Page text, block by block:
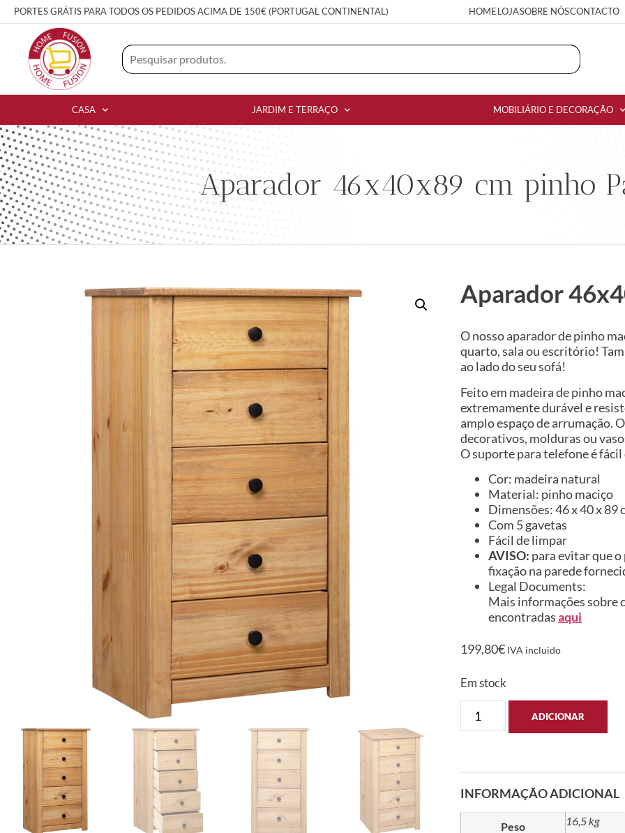
PORTES GRÁTIS PARA TODOS OS PEDIDOS ACIMA DE 150€ (PORTUGAL CONTINENTAL) HOMELOJASOBRE NÓSCONTACTO
CASA JARDIM E TERRAÇO MOBILIÁRIO E DECORAÇÃO
Aparador 46x40x89 cm pinho
Aparador
O nosso aparador de pinho
quarto, sala ou escritório!
ao lado do seu sofá!
Feito em madeira de pinho
extremamente durável e
amplo espaço de arrumação.
decorativos, molduras ou
O suporte para telefone é
Cor: madeira natural
Material: pinho maciço
Dimensões: 46 x 40 x 89
Com 5 gavetas
Fácil de limpar
AVISO: para evitar que
fixação na parede
Legal Documents:
Mais informações sobre
encontradasaqui
199,80€ IVA incluido
Em stock
ADICIONAR
INFORMAÇÃO ADICIONAL
Peso 16,5 kg